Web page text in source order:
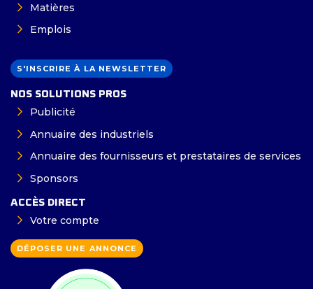
Matières
Emplois
S'INSCRIRE À LA NEWSLETTER
NOS SOLUTIONS PROS
Publicité
Annuaire des industriels
Annuaire des fournisseurs et prestataires de services
Sponsors
ACCÈS DIRECT
Votre compte
DÉPOSER UNE ANNONCE